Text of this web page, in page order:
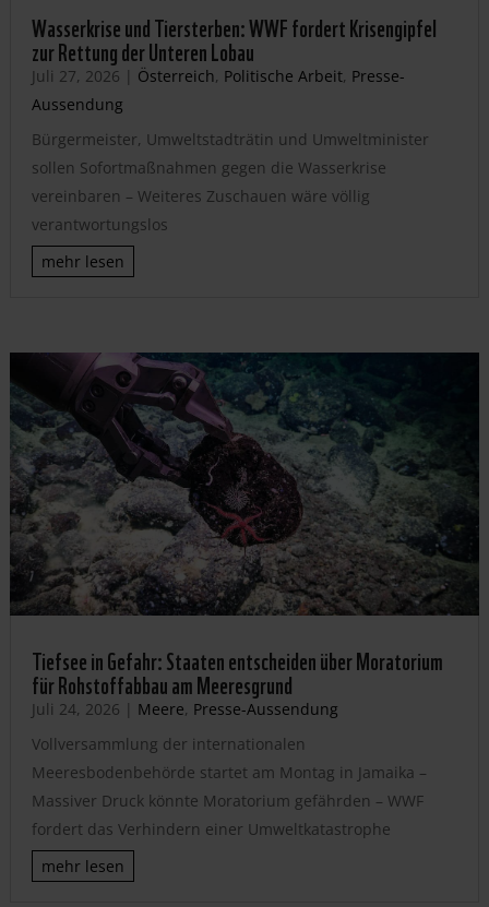
Wasserkrise und Tiersterben: WWF fordert Krisengipfel
zur Rettung der Unteren Lobau
Juli 27, 2026 | Österreich, Politische Arbeit, Presse-
Aussendung
Bürgermeister, Umweltstadträtin und Umweltminister
sollen Sofortmaßnahmen gegen die Wasserkrise
vereinbaren – Weiteres Zuschauen wäre völlig
verantwortungslos
mehr lesen
Tiefsee in Gefahr: Staaten entscheiden über Moratorium
für Rohstoffabbau am Meeresgrund
Juli 24, 2026 | Meere, Presse-Aussendung
Vollversammlung der internationalen
Meeresbodenbehörde startet am Montag in Jamaika –
Massiver Druck könnte Moratorium gefährden – WWF
fordert das Verhindern einer Umweltkatastrophe
mehr lesen